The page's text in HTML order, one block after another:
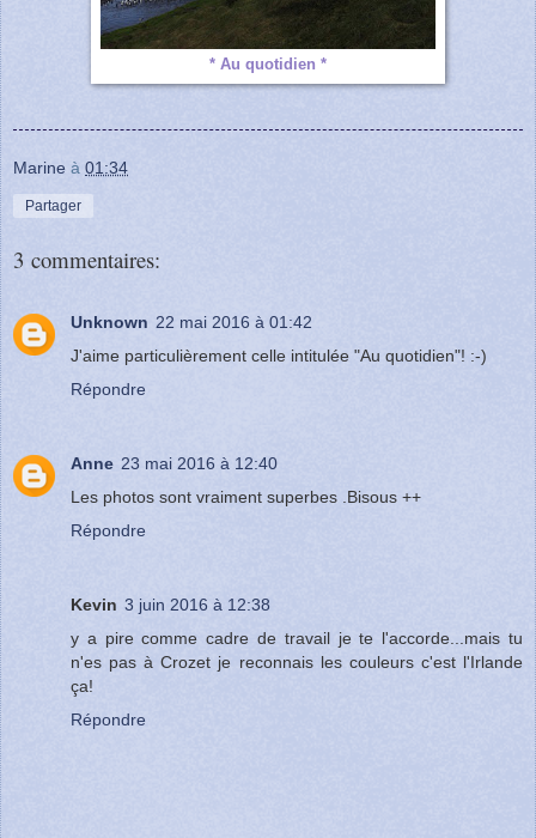
* Au quotidien *
Marine à 01:34
Partager
3 commentaires:
Unknown 22 mai 2016 à 01:42
J'aime particulièrement celle intitulée "Au quotidien"! :-)
Répondre
Anne 23 mai 2016 à 12:40
Les photos sont vraiment superbes .Bisous ++
Répondre
Kevin 3 juin 2016 à 12:38
y a pire comme cadre de travail je te l'accorde...mais tu
n'es pas à Crozet je reconnais les couleurs c'est l'Irlande
ça!
Répondre